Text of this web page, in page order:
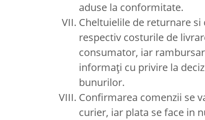
aduse la conformitate.
Cheltuielile de returnare
respectiv costurile de
consumator, iar
informați cu privire la
bunurilor.
Confirmarea comenzii se
curier, iar plata se face in